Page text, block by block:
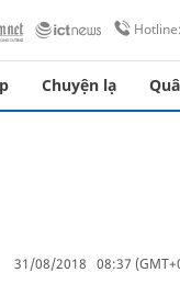
Chuyện lạ
31/08/2018 08:37